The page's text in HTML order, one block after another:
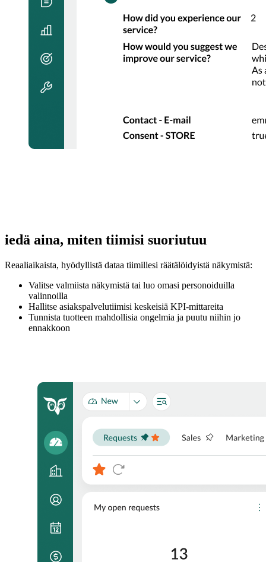
iedä aina, miten tiimisi suoriutuu
Reaaliaikaista, hyödyllistä dataa tiimillesi räätälöidyistä näkymistä:
Valitse valmiista näkymistä tai luo omasi personoiduilla
valinnoilla
Hallitse asiakspalvelutiimisi keskeisiä KPI-mittareita
Tunnista tuotteen mahdollisia ongelmia ja puutu niihin jo
ennakkoon